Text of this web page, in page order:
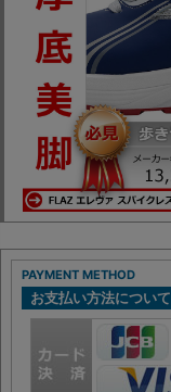
PAYMENT METHOD
お支払い方法について